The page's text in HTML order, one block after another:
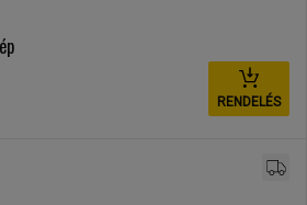
RENDELÉS